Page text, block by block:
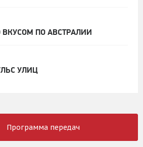
ВКУСОМ ПО АВСТРАЛИИ
УЛИЦ
Программа передач